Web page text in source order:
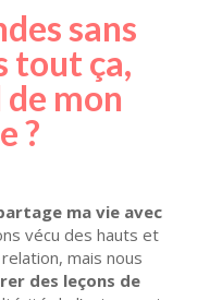
sans
tout ça,
de mon
?
ma vie avec
vécu des hauts et
mais nous
des leçons de